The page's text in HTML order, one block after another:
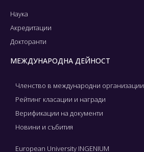
Наука
Акредитации
Докторанти
МЕЖДУНАРОДНА ДЕЙНОСТ
Членство в международни организации
Рейтинг класации и награди
Верификации на документи
Новини и събития
European University INGENIUM